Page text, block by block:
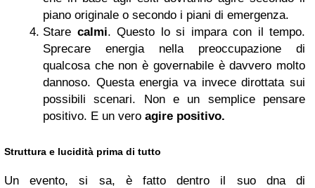
piano originale o secondo i piani di emergenza.
Stare calmi. Questo lo si impara con il tempo.
Sprecare energia nella preoccupazione di
qualcosa che non è governabile è davvero molto
dannoso. Questa energia va invece dirottata sui
possibili scenari. Non e un semplice pensare
positivo. E un vero agire positivo.
Struttura e lucidità prima di tutto
Un evento, si sa, è fatto dentro il suo dna di